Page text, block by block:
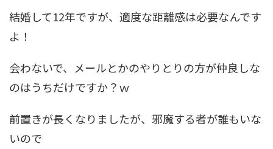
結婚して12年ですが、適度な距離感は必要なんです
よ！
会わないで、メールとかのやりとりの方が仲良しな
のはうちだけですか？ｗ
前置きが長くなりましたが、邪魔する者が誰もいな
いので